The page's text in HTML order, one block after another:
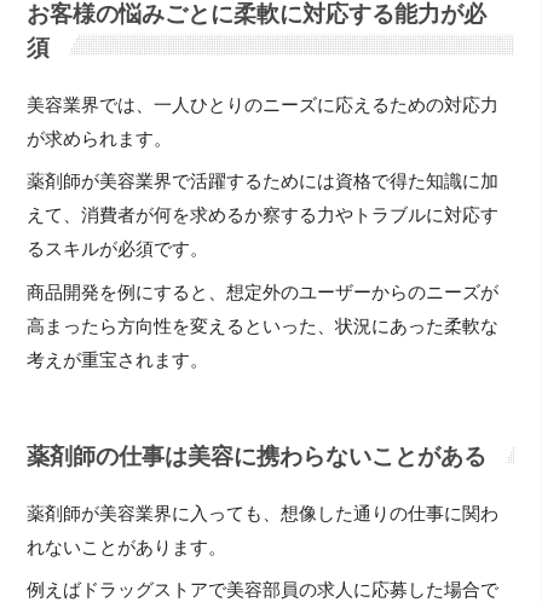
お客様の悩みごとに柔軟に対応する能力が必
須
美容業界では、一人ひとりのニーズに応えるための対応力
が求められます。
薬剤師が美容業界で活躍するためには資格で得た知識に加
えて、消費者が何を求めるか察する力やトラブルに対応す
るスキルが必須です。
商品開発を例にすると、想定外のユーザーからのニーズが
高まったら方向性を変えるといった、状況にあった柔軟な
考えが重宝されます。
薬剤師の仕事は美容に携わらないことがある
薬剤師が美容業界に入っても、想像した通りの仕事に関わ
れないことがあります。
例えばドラッグストアで美容部員の求人に応募した場合で